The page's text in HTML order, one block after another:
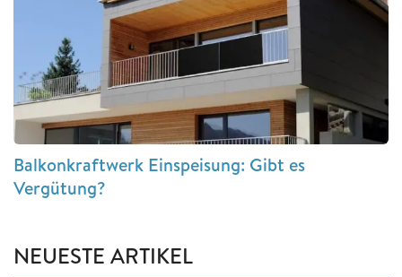
Balkonkraftwerk Einspeisung: Gibt es
Vergütung?
NEUESTE ARTIKEL